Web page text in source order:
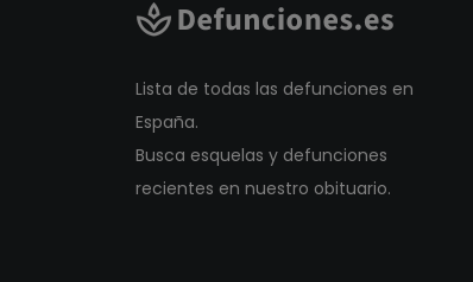
Lista de todas las defunciones en
España.
Busca esquelas y defunciones
recientes en nuestro obituario.